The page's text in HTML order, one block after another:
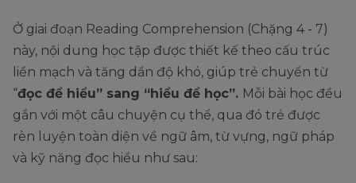
Ở giai đoạn Reading Comprehension (Chặng 4 - 7)
này, nội dung học tập được thiết kế theo cấu trúc
liền mạch và tăng dần độ khó, giúp trẻ chuyển từ
“đọc để hiểu” sang “hiểu để học”. Mỗi bài học đều
gắn với một câu chuyện cụ thể, qua đó trẻ được
rèn luyện toàn diện về ngữ âm, từ vựng, ngữ pháp
và kỹ năng đọc hiểu như sau: